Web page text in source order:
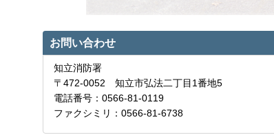
お問い合わせ
知立消防署
〒472-0052 知立市弘法二丁目1番地5
電話番号：0566-81-0119
ファクシミリ：0566-81-6738